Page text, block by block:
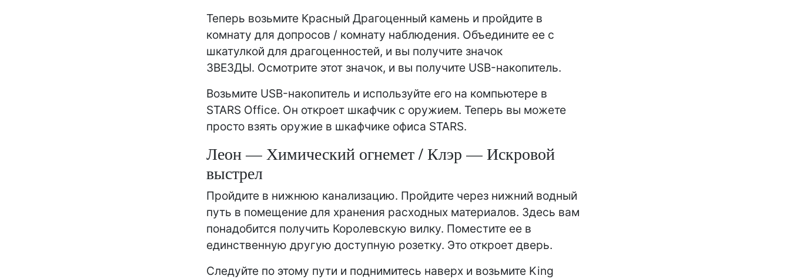
Теперь возьмите Красный Драгоценный камень и пройдите в
комнату для допросов / комнату наблюдения. Объедините ее с
шкатулкой для драгоценностей, и вы получите значок
ЗВЕЗДЫ. Осмотрите этот значок, и вы получите USB-накопитель.
Возьмите USB-накопитель и используйте его на компьютере в
STARS Office. Он откроет шкафчик с оружием. Теперь вы можете
просто взять оружие в шкафчике офиса STARS.
Леон — Химический огнемет / Клэр — Искровой
выстрел
Пройдите в нижнюю канализацию. Пройдите через нижний водный
путь в помещение для хранения расходных материалов. Здесь вам
понадобится получить Королевскую вилку. Поместите ее в
единственную другую доступную розетку. Это откроет дверь.
Следуйте по этому пути и поднимитесь наверх и возьмите King